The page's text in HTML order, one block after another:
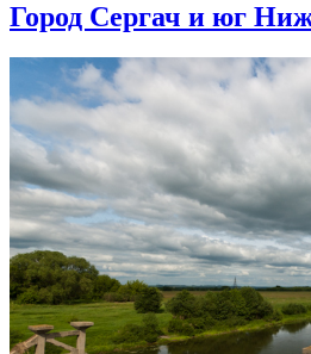
Город Сергач и юг